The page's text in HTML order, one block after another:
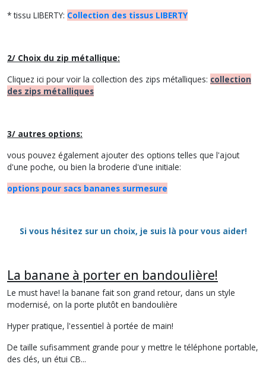
* tissu LIBERTY: Collection des tissus LIBERTY
2/ Choix du zip métallique:
Cliquez ici pour voir la collection des zips métalliques: collection
des zips métalliques
3/ autres options:
vous pouvez également ajouter des options telles que l'ajout
d'une poche, ou bien la broderie d'une initiale:
options pour sacs bananes surmesure
Si vous hésitez sur un choix, je suis là pour vous aider!
La banane à porter en bandoulière!
Le must have! la banane fait son grand retour, dans un style
modernisé, on la porte plutôt en bandoulière
Hyper pratique, l'essentiel à portée de main!
De taille sufisamment grande pour y mettre le téléphone portable,
des clés, un étui CB...